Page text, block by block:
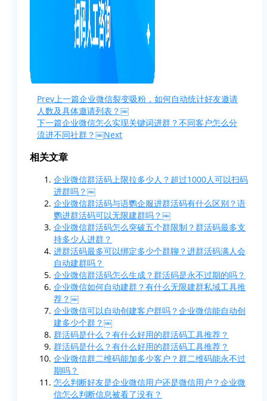
Prev上一篇企业微信裂变吸粉，如何自动统计好友邀请
人数及具体邀请列表？￼
下一篇企业微信怎么实现关键词进群？不同客户怎么分
流进不同社群？￼Next
相关文章
企业微信群活码上限拉多少人？超过1000人可以扫码
进群吗？￼
企业微信群活码与语鹦企服进群活码有什么区别？语
鹦进群活码可以无限建群吗？￼
企业微信群活码怎么突破五个群限制？群活码最多支
持多少人进群？
进群活码最多可以绑定多少个群聊？进群活码满人会
自动建群吗？
企业微信群活码怎么生成？群活码是永不过期的吗？
企业微信如何自动建群？有什么无限建群私域工具推
荐？￼
企业微信可以自动创建客户群吗？企业微信能自动创
建多少个群？￼
群活码是什么？有什么好用的群活码工具推荐？
群活码是什么？有什么好用的群活码工具推荐？
企业微信群二维码能加多少客户？群二维码能永不过
期吗？
怎么判断好友是企业微信用户还是微信用户？企业微
信怎么判断信息被看了没有？